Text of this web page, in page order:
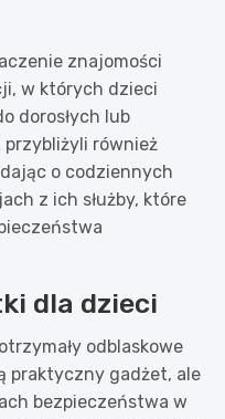
znajomości
w których dzieci
dorosłych lub
przybliżyli również
o codziennych
z ich służby, które
dla dzieci
odblaskowe
praktyczny gadżet, ale
bezpieczeństwa w